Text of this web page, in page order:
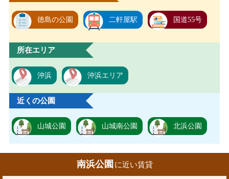
徳島の公園 二軒屋駅 国道55号
所在エリア
沖浜 沖浜エリア
近くの公園
山城公園 山城南公園 北浜公園
南浜公園 に近い賃貸